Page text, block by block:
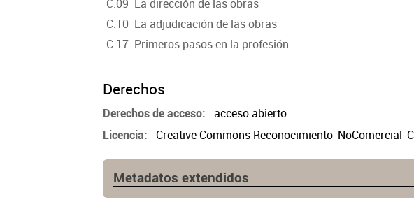
C.09 La dirección de las obras
C.10 La adjudicación de las obras
C.17 Primeros pasos en la profesión
Derechos
Derechos de acceso acceso abierto
Licencia Creative Commons Reconocimiento-
Metadatos extendidos